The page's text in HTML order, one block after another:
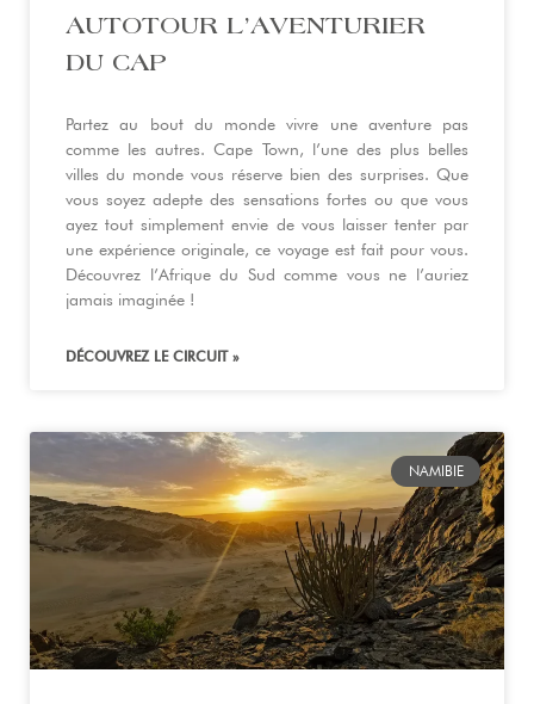
AUTOTOUR L’AVENTURIER
DU CAP
Partez au bout du monde vivre une aventure pas
comme les autres. Cape Town, l’une des plus belles
villes du monde vous réserve bien des surprises. Que
vous soyez adepte des sensations fortes ou que vous
ayez tout simplement envie de vous laisser tenter par
une expérience originale, ce voyage est fait pour vous.
Découvrez l’Afrique du Sud comme vous ne l’auriez
jamais imaginée !
DÉCOUVREZ LE CIRCUIT »
NAMIBIE